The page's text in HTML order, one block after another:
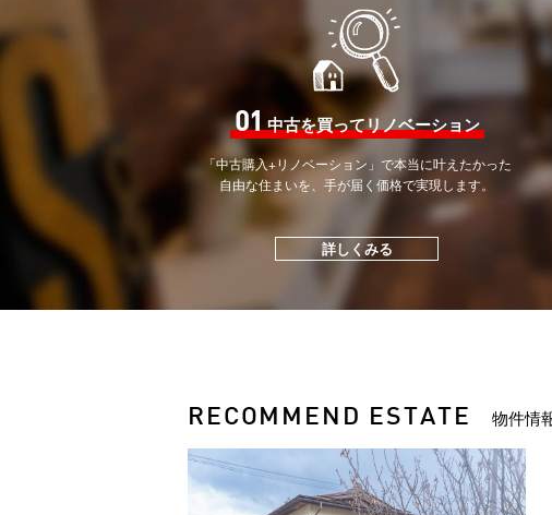
01中古を買ってリノベーション
「中古購入+リノベーション」で本当に叶えたかった
自由な住まいを、手が届く価格で実現します。
詳しくみる
RECOMMEND ESTATE 物件情